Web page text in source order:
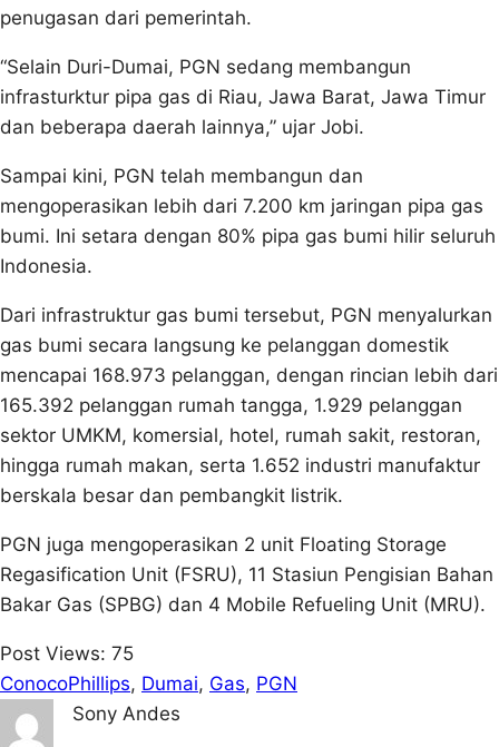
penugasan dari pemerintah.
“Selain Duri-Dumai, PGN sedang membangun
infrasturktur pipa gas di Riau, Jawa Barat, Jawa Timur
dan beberapa daerah lainnya,” ujar Jobi.
Sampai kini, PGN telah membangun dan
mengoperasikan lebih dari 7.200 km jaringan pipa gas
bumi. Ini setara dengan 80% pipa gas bumi hilir seluruh
Indonesia.
Dari infrastruktur gas bumi tersebut, PGN menyalurkan
gas bumi secara langsung ke pelanggan domestik
mencapai 168.973 pelanggan, dengan rincian lebih dari
165.392 pelanggan rumah tangga, 1.929 pelanggan
sektor UMKM, komersial, hotel, rumah sakit, restoran,
hingga rumah makan, serta 1.652 industri manufaktur
berskala besar dan pembangkit listrik.
PGN juga mengoperasikan 2 unit Floating Storage
Regasification Unit (FSRU), 11 Stasiun Pengisian Bahan
Bakar Gas (SPBG) dan 4 Mobile Refueling Unit (MRU).
Post Views: 75
ConocoPhillips, Dumai, Gas, PGN
Sony Andes